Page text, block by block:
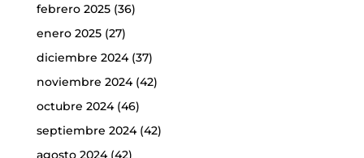
febrero 2025(36)
enero 2025(27)
diciembre 2024(37)
noviembre 2024(42)
octubre 2024(46)
septiembre 2024(42)
agosto 2024(42)